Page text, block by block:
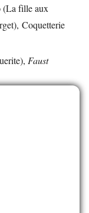
(La fille aux
Coquetterie
Faust